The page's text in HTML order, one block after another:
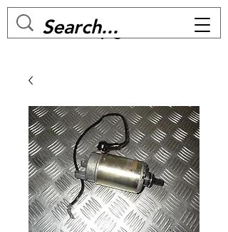
MC BIKE Perpignan